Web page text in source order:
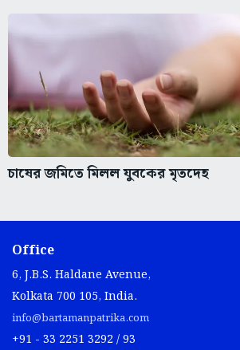
চাষের জমিতে মিলল যুবকের মৃতদেহ
Office
6, J.B.S. Haldane Avenue,
Kolkata 700 105, India.
info@bartamanpatrika.com
+91 - 33 2251 3292 / 93